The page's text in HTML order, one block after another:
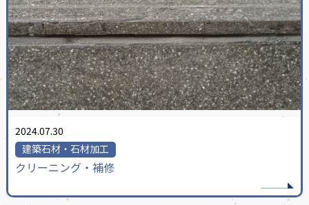
2024.07.30
建築石材・石材加工
クリーニング・補修